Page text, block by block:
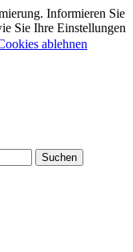
Informieren Sie
Sie Ihre Einstellungen
ablehnen